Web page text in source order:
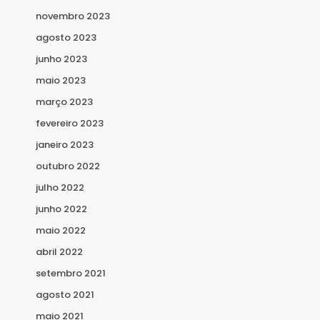
novembro 2023
agosto 2023
junho 2023
maio 2023
março 2023
fevereiro 2023
janeiro 2023
outubro 2022
julho 2022
junho 2022
maio 2022
abril 2022
setembro 2021
agosto 2021
maio 2021